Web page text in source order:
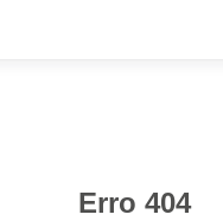
Erro 404